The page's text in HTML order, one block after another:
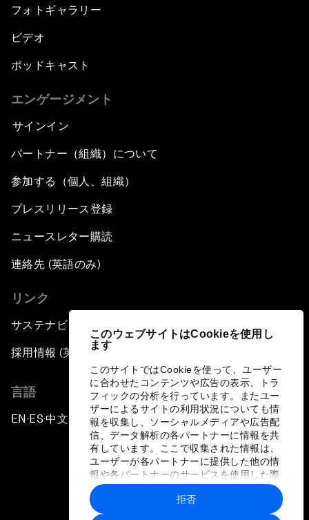
このウェブサイトはCookieを使用し
ます
このサイトではCookieを使って、ユーザー
に合わせたコンテンツや広告の表示、トラ
フィックの分析を行っています。またユー
ザーによるサイトの利用状況についても情
報を収集し、ソーシャルメディアや広告配
信、データ解析の各パートナーに情報を共
有しています。ここで収集された情報は、
ユーザーが各パートナーに提供した他の情
報や各パートナーのサービスを使用した際
に収集された情報と組み合わされ、各パー
トナーによって使用されることがありま
す。
拒否
フォトギャラリー
ビデオ
ポッドキャスト
エンゲージメント
サインイン
パートナー（組織）について
参加する（個人、組織）
プレスリリース登録
ニュースレター購読
連絡先 (英語のみ)
リンク
サステナビリティへの取り組み
採用情報 (英語のみ)
言語
EN ▪ES▪中文▪ 日本語
プライバシーポリシーと利用規約